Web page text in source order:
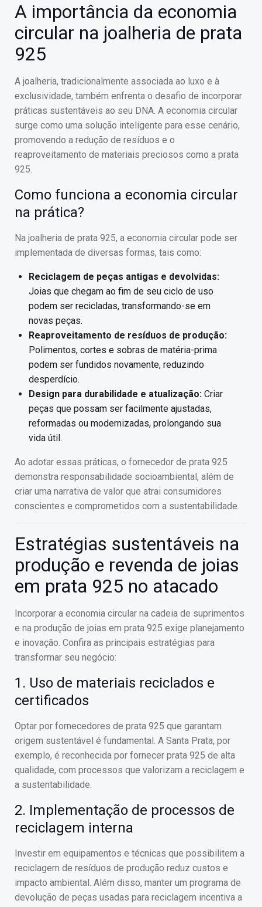
A importância da economia
circular na joalheria de prata
925
A joalheria, tradicionalmente associada ao luxo e à
exclusividade, também enfrenta o desafio de incorporar
práticas sustentáveis ao seu DNA. A economia circular
surge como uma solução inteligente para esse cenário,
promovendo a redução de resíduos e o
reaproveitamento de materiais preciosos como a prata
925.
Como funciona a economia circular
na prática?
Na joalheria de prata 925, a economia circular pode ser
implementada de diversas formas, tais como:
Reciclagem de peças antigas e devolvidas:
Joias que chegam ao fim de seu ciclo de uso
podem ser recicladas, transformando-se em
novas peças.
Reaproveitamento de resíduos de produção:
Polimentos, cortes e sobras de matéria-prima
podem ser fundidos novamente, reduzindo
desperdício.
Design para durabilidade e atualização: Criar
peças que possam ser facilmente ajustadas,
reformadas ou modernizadas, prolongando sua
vida útil.
Ao adotar essas práticas, o fornecedor de prata 925
demonstra responsabilidade socioambiental, além de
criar uma narrativa de valor que atrai consumidores
conscientes e comprometidos com a sustentabilidade.
Estratégias sustentáveis na
produção e revenda de joias
em prata 925 no atacado
Incorporar a economia circular na cadeia de suprimentos
e na produção de joias em prata 925 exige planejamento
e inovação. Confira as principais estratégias para
transformar seu negócio:
1. Uso de materiais reciclados e
certificados
Optar por fornecedores de prata 925 que garantam
origem sustentável é fundamental. A Santa Prata, por
exemplo, é reconhecida por fornecer prata 925 de alta
qualidade, com processos que valorizam a reciclagem e
a sustentabilidade.
2. Implementação de processos de
reciclagem interna
Investir em equipamentos e técnicas que possibilitem a
reciclagem de resíduos de produção reduz custos e
impacto ambiental. Além disso, manter um programa de
devolução de peças usadas para reciclagem incentiva a